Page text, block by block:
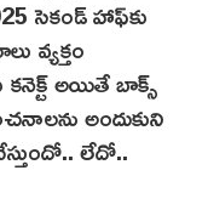
సెకండ్ హాఫ్‌కు
వ్యక్తం
అయితే బాక్స్
అందుకుని
లేదో..